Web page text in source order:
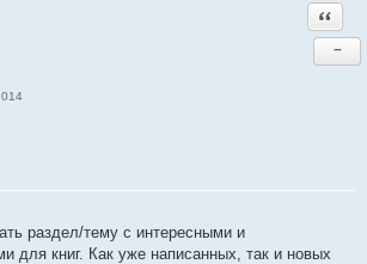
сообщение
−
раздел/тему с интересными и
для книг. Как уже написанных, так и новых